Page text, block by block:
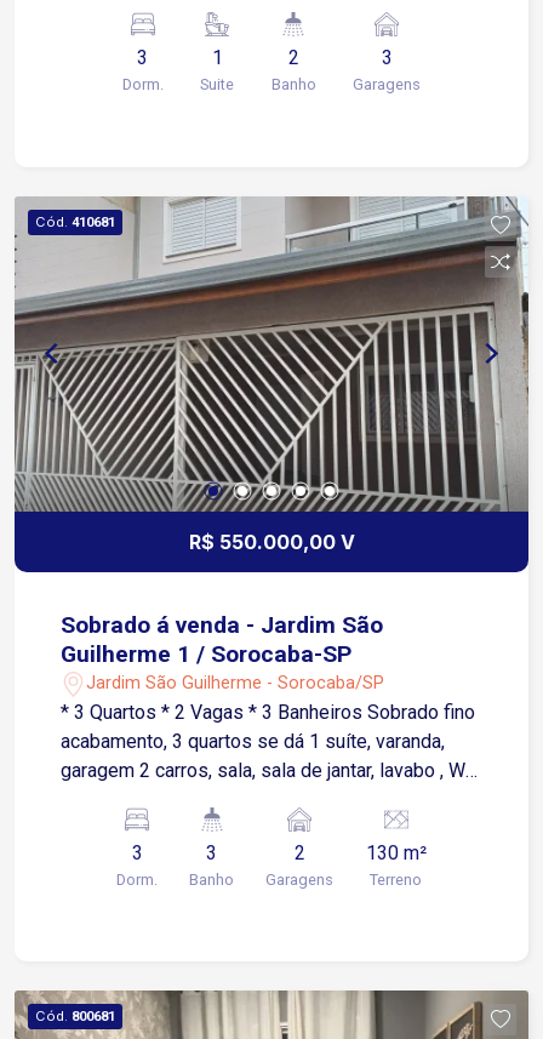
3
Dorm.
1
Suite
2
Banho
3
Garagens
Cód. 410681
R$ 550.000,00 V
Sobrado á venda - Jardim São
Guilherme 1 / Sorocaba-SP
Jardim São Guilherme - Sorocaba/SP
* 3 Quartos * 2 Vagas * 3 Banheiros Sobrado fino
acabamento, 3 quartos se dá 1 suíte, varanda,
garagem 2 carros, sala, sala de jantar, lavabo , WC
gourmet, alarme , cerca elétrica, câmera, portão
automático.
3
Dorm.
3
Banho
2
Garagens
130 m²
Terreno
Cód. 800681